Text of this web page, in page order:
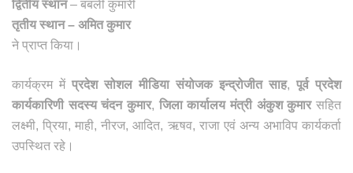
द्वितीय स्थान– बबली कुमारी
तृतीय स्थान– अमित कुमार
ने प्राप्त किया।
कार्यक्रम में प्रदेश सोशल मीडिया संयोजक इन्द्रोजीत साह, पूर्व प्रदेश
कार्यकारिणी सदस्य चंदन कुमार, जिला कार्यालय मंत्री अंकुश कुमारसहित
लक्ष्मी, प्रिया, माही, नीरज, आदित, ऋषव, राजा एवं अन्य अभाविप कार्यकर्ता
उपस्थित रहे।